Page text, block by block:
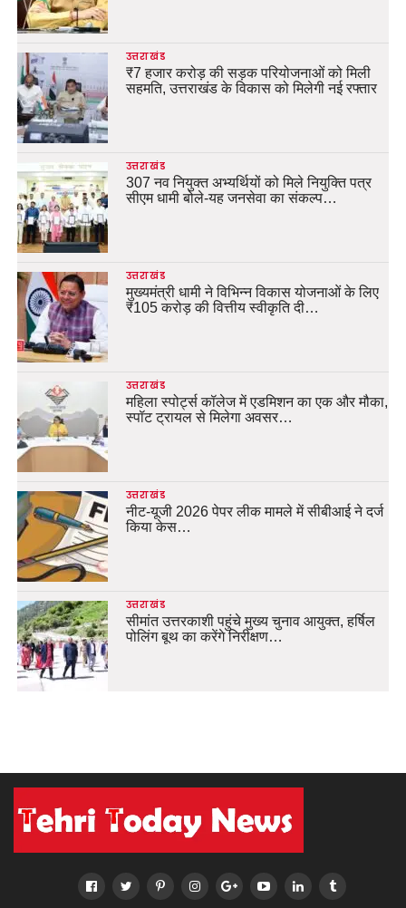
उत्तराखंड
₹7 हजार करोड़ की सड़क परियोजनाओं को मिली
सहमति, उत्तराखंड के विकास को मिलेगी नई रफ्तार
उत्तराखंड
307 नव नियुक्त अभ्यर्थियों को मिले नियुक्ति पत्र
सीएम धामी बोले-यह जनसेवा का संकल्प…
उत्तराखंड
मुख्यमंत्री धामी ने विभिन्न विकास योजनाओं के लिए
₹105 करोड़ की वित्तीय स्वीकृति दी…
उत्तराखंड
महिला स्पोर्ट्स कॉलेज में एडमिशन का एक और मौका,
स्पॉट ट्रायल से मिलेगा अवसर…
उत्तराखंड
नीट-यूजी 2026 पेपर लीक मामले में सीबीआई ने दर्ज
किया केस…
उत्तराखंड
सीमांत उत्तरकाशी पहुंचे मुख्य चुनाव आयुक्त, हर्षिल
पोलिंग बूथ का करेंगे निरीक्षण…